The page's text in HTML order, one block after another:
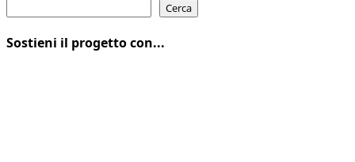
Cerca
Sostieni il progetto con...